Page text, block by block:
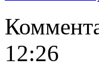
12:26